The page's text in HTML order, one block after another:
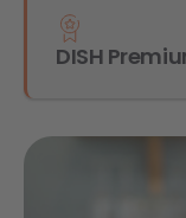
DISH